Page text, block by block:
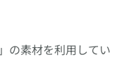
」の素材を利用してい